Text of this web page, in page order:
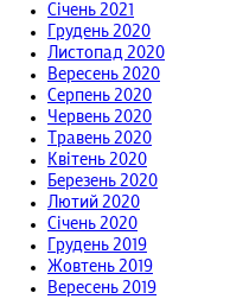
Січень 2021
Грудень 2020
Листопад 2020
Вересень 2020
Серпень 2020
Червень 2020
Травень 2020
Квітень 2020
Березень 2020
Лютий 2020
Січень 2020
Грудень 2019
Жовтень 2019
Вересень 2019